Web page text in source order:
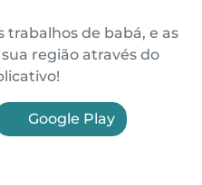
trabalhos de babá, e as
região através do
Google Play